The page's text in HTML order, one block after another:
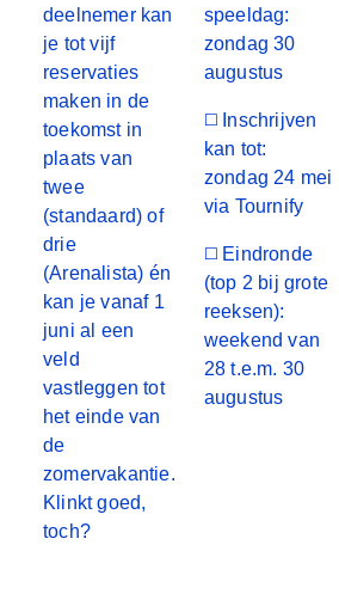
deelnemerkan
je tot vijf
reservaties
maken in de
toekomst in
plaats van
twee
(standaard) of
drie
(Arenalista) én
kan je vanaf 1
juni al een
veld
vastleggen tot
het einde van
de
zomervakantie.
Klinkt goed,
toch?
speeldag:
zondag 30
augustus
◻️ Inschrijven
kan tot:
zondag 24 mei
via Tournify
◻️ Eindronde
(top 2 bij grote
reeksen):
weekend van
28 t.e.m. 30
augustus